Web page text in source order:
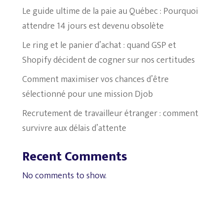
Le guide ultime de la paie au Québec : Pourquoi
attendre 14 jours est devenu obsolète
Le ring et le panier d’achat : quand GSP et
Shopify décident de cogner sur nos certitudes
Comment maximiser vos chances d’être
sélectionné pour une mission Djob
Recrutement de travailleur étranger : comment
survivre aux délais d’attente
Recent Comments
No comments to show.